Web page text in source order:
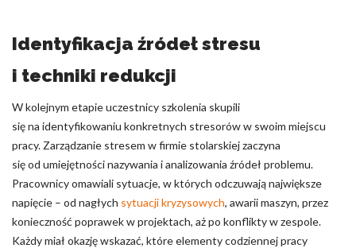
Identyfikacja źródeł stresu
i techniki redukcji
W kolejnym etapie uczestnicy szkolenia skupili
się na identyfikowaniu konkretnych stresorów w swoim miejscu
pracy. Zarządzanie stresem w firmie stolarskiej zaczyna
się od umiejętności nazywania i analizowania źródeł problemu.
Pracownicy omawiali sytuacje, w których odczuwają największe
napięcie – od nagłych sytuacji kryzysowych, awarii maszyn, przez
konieczność poprawek w projektach, aż po konflikty w zespole.
Każdy miał okazję wskazać, które elementy codziennej pracy